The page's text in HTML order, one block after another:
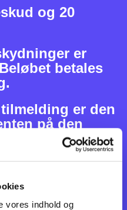
vores indhold og
og 20
er
betales
er den
på den
eller